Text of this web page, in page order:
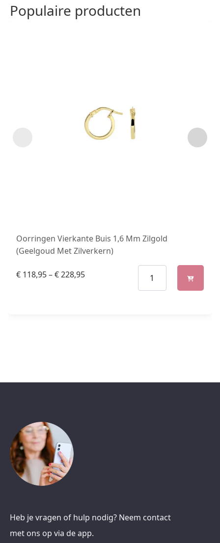
Populaire producten
Oorringen Vierkante Buis 1,6 Mm Zilgold
(Geelgoud Met Zilverkern)
€ 118,95–€228,95
Heb je vragen of hulp nodig? Neem contact
met ons op via de app.